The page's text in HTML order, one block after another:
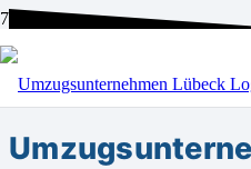
BEI UNS SIND SIE